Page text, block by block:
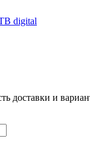
digital
доставки и